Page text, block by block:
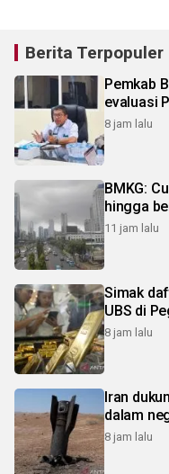
Berita Terpopuler
Pemkab
evaluasi
8 jam lalu
BMKG:
hingga
11 jam lalu
Simak
UBS di
8 jam lalu
Iran
dalam
8 jam lalu